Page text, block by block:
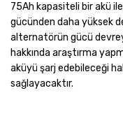
75Ah kapasiteli bir akü
gücünden daha yüksek
alternatörün gücü
hakkında araştırma
aküyü şarj edebileceği
sağlayacaktır.